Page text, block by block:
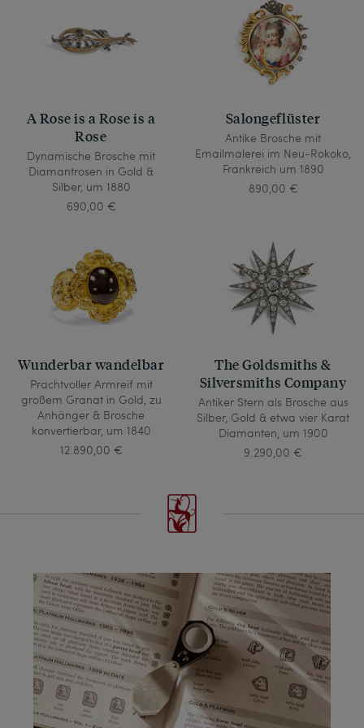
A Rose is a Rose is a
Rose
Dynamische Brosche mit
Diamantrosen in Gold &
Silber, um 1880
690,00 €
Salongeflüster
Antike Brosche mit
Emailmalerei im Neu-Rokoko,
Frankreich um 1890
890,00 €
Wunderbar wandelbar
Prachtvoller Armreif mit
großem Granat in Gold, zu
Anhänger & Brosche
konvertierbar, um 1840
12.890,00 €
The Goldsmiths &
Silversmiths Company
Antiker Stern als Brosche aus
Silber, Gold & etwa vier Karat
Diamanten, um 1900
9.290,00 €